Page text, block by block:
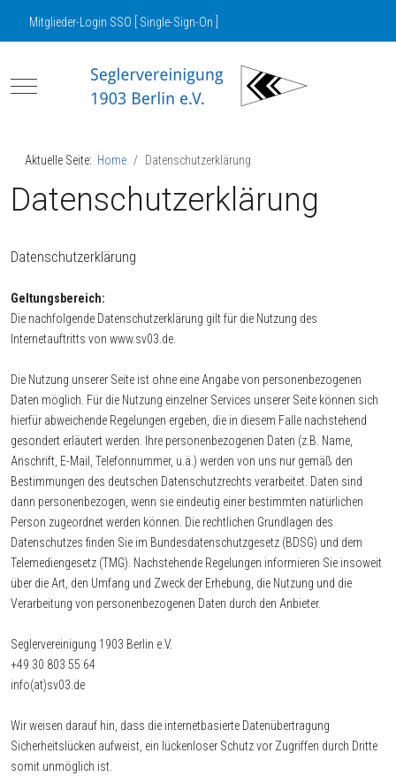
Mitglieder-Login SSO [ Single-Sign-On ]
Mobile Menu Toggle
Aktuelle Seite: Home Datenschutzerklärung
Datenschutzerklärung
Datenschutzerklärung
Geltungsbereich:
Die nachfolgende Datenschutzerklärung gilt für die Nutzung des
Internetauftritts von www.sv03.de.
Die Nutzung unserer Seite ist ohne eine Angabe von personenbezogenen
Daten möglich. Für die Nutzung einzelner Services unserer Seite können sich
hierfür abweichende Regelungen ergeben, die in diesem Falle nachstehend
gesondert erläutert werden. Ihre personenbezogenen Daten (z.B. Name,
Anschrift, E-Mail, Telefonnummer, u.ä.) werden von uns nur gemäß den
Bestimmungen des deutschen Datenschutzrechts verarbeitet. Daten sind
dann personenbezogen, wenn sie eindeutig einer bestimmten natürlichen
Person zugeordnet werden können. Die rechtlichen Grundlagen des
Datenschutzes finden Sie im Bundesdatenschutzgesetz (BDSG) und dem
Telemediengesetz (TMG). Nachstehende Regelungen informieren Sie insoweit
über die Art, den Umfang und Zweck der Erhebung, die Nutzung und die
Verarbeitung von personenbezogenen Daten durch den Anbieter.
Seglervereinigung 1903 Berlin e.V.
+49 30 803 55 64
info(at)sv03.de
Wir weisen darauf hin, dass die internetbasierte Datenübertragung
Sicherheitslücken aufweist, ein lückenloser Schutz vor Zugriffen durch Dritte
somit unmöglich ist.